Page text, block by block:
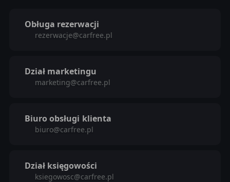
Obługa rezerwacji
rezerwacje@carfree.pl
Dział marketingu
marketing@carfree.pl
Biuro obsługi klienta
biuro@carfree.pl
Dział księgowości
ksiegowosc@carfree.pl